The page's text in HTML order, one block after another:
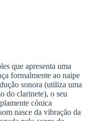
que apresenta uma
formalmente ao naipe
sonora (utiliza uma
do clarinete), o seu
cónica
nasce da vibração da